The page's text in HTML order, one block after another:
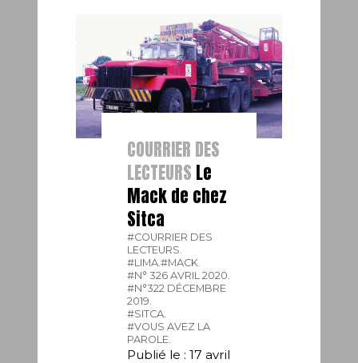
COURRIER DES
LECTEURS Le
Mack de chez
Sitca
#COURRIER DES
LECTEURS.
#LIMA. #MACK.
#N° 326 AVRIL 2020.
#N°322 DÉCEMBRE
2019.
#SITCA.
#VOUS AVEZ LA
PAROLE.
Publié le : 17 avril